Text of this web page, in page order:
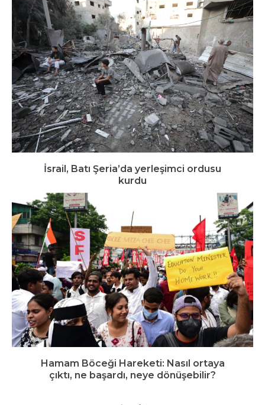
İsrail, Batı Şeria’da yerleşimci ordusu
kurdu
Hamam Böceği Hareketi: Nasıl ortaya
çıktı, ne başardı, neye dönüşebilir?